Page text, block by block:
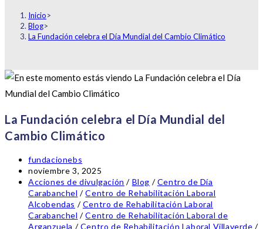
Inicio>
Blog>
La Fundación celebra el Día Mundial del Cambio Climático
La Fundación celebra el Día Mundial del
Cambio Climático
Autor de la entrada:
fundacionebs
Publicación de la entrada:
noviembre 3, 2025
Categoría de la entrada:
Acciones de divulgación / Blog / Centro de Día
Carabanchel / Centro de Rehabilitación Laboral
Alcobendas / Centro de Rehabilitación Laboral
Carabanchel / Centro de Rehabilitación Laboral de
Arganzuela / Centro de Rehabilitación Laboral Villaverde /